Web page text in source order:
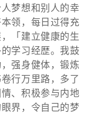
梦想和别人的幸
领，每日过得充
「建立健康的生
学习经歴。我鼓
强身健体，锻炼
行万里路，多了
、积极参与内地
界，令自己的梦